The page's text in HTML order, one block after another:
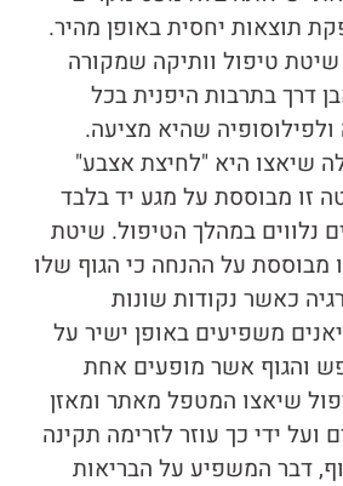
תוצאות יחסית באופן מהיר.
טיפול וותיקה שמקורה
דרך בתרבות היפנית בכל
שהיא מציעה.
שיאצו היא "לחיצת אצבע"
זו מבוססת על מגע יד בלבד
נלווים במהלך הטיפול. שיטת
מבוססת על ההנחה כי הגוף שלו
כאשר נקודות שונות
משפיעים באופן ישיר על
והגוף אשר מופעים אחת
שיאצו המטפל מאתר ומאזן
ועל ידי כך עוזר לזרימה תקינה
דבר המשפיע על הבריאות